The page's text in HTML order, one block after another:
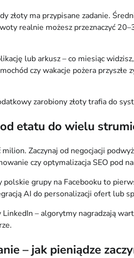
złoty ma przypisane zadanie.
realnie możesz przeznaczyć
lub arkusz – co miesiąc
czy wakacje pożera
zarobiony złoty trafia do
etatu do wielu
Zaczynaj od negocjacji
czy optymalizacja SEO pod
grupy na Facebooku to
AI do personalizacji ofert lub
LinkedIn – algorytmy nagradzają
– jak pieniądze